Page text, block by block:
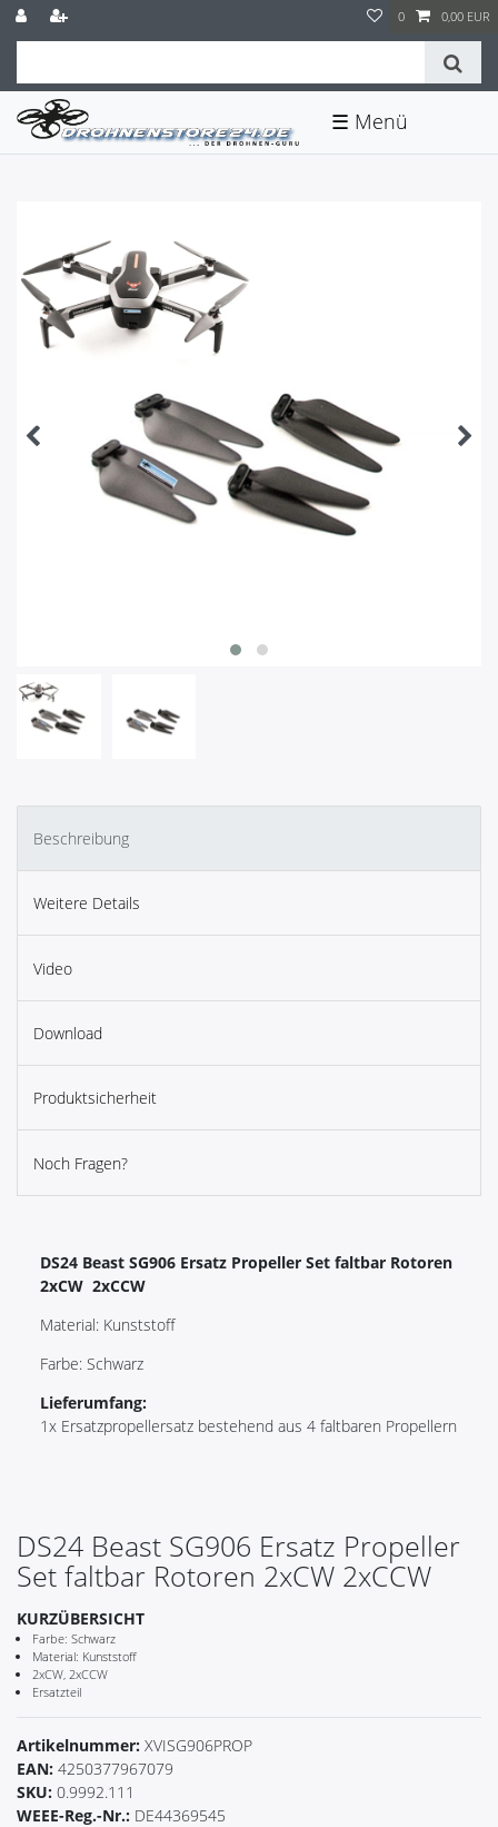
0 0,00 EUR
☰
Beschreibung
Weitere Details
Video
Download
Produktsicherheit
Noch Fragen?
DS24 Beast SG906 Ersatz Propeller Set faltbar Rotoren
2xCW 2xCCW
Material: Kunststoff
Farbe: Schwarz
Lieferumfang:
1x Ersatzpropellersatz bestehend aus 4 faltbaren Propellern
DS24 Beast SG906 Ersatz Propeller
Set faltbar Rotoren 2xCW 2xCCW
KURZÜBERSICHT
Farbe: Schwarz
Material: Kunststoff
2xCW, 2xCCW
Ersatzteil
Artikelnummer: XVISG906PROP
EAN: 4250377967079
SKU: 0.9992.111
WEEE-Reg.-Nr.: DE44369545